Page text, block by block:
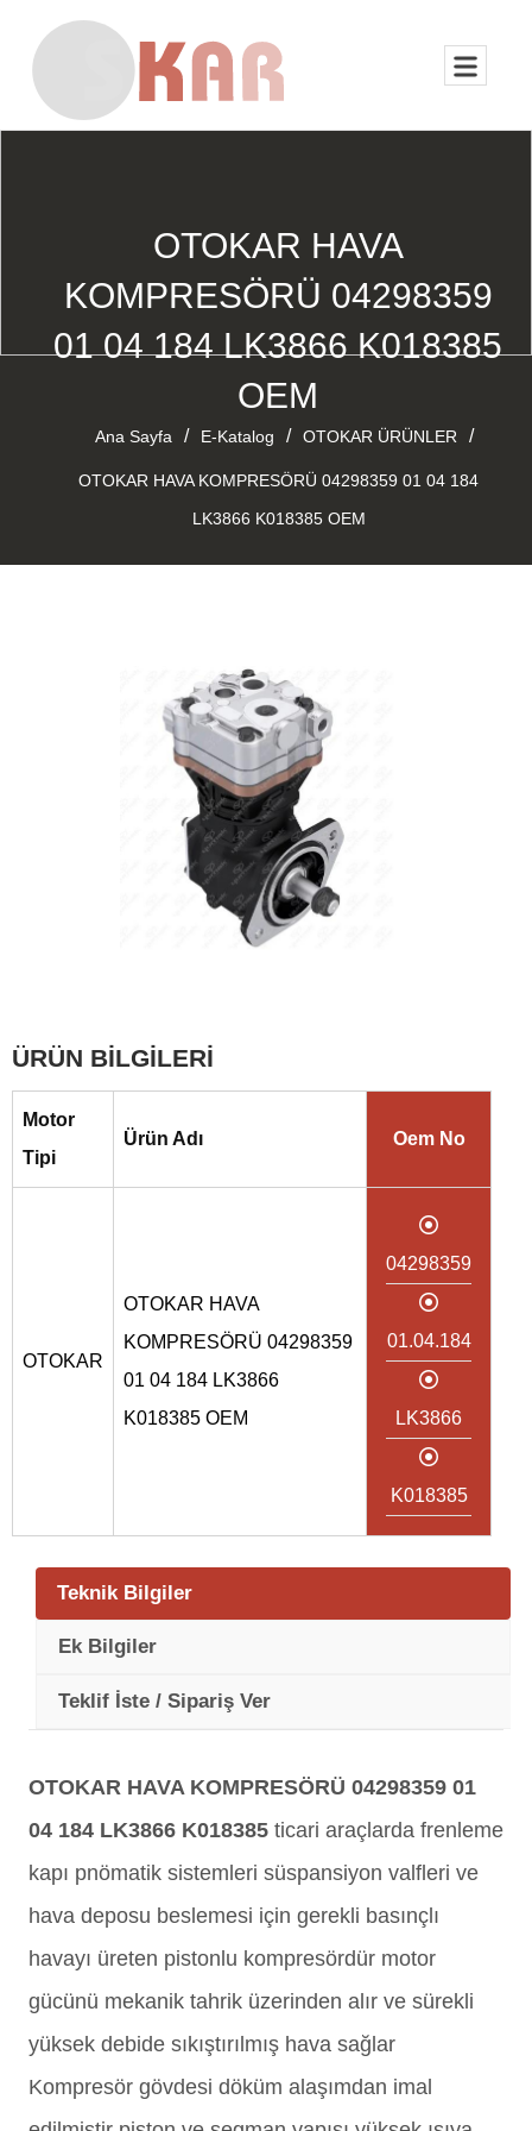
OTOKAR HAVA
KOMPRESÖRÜ 04298359
01 04 184 LK3866 K018385
OEM
Ana Sayfa / E-Katalog / OTOKAR ÜRÜNLER /
OTOKAR HAVA KOMPRESÖRÜ 04298359 01 04 184
LK3866 K018385 OEM
ÜRÜN BİLGİLERİ
Motor
Tipi
Ürün Adı Oem No
OTOKAR
OTOKAR HAVA
KOMPRESÖRÜ 04298359
01 04 184 LK3866
K018385 OEM
04298359
01.04.184
LK3866
K018385
Teknik Bilgiler
Ek Bilgiler
Teklif İste / Sipariş Ver
OTOKAR HAVA KOMPRESÖRÜ 04298359 01
04 184 LK3866 K018385 ticari araçlarda frenleme
kapı pnömatik sistemleri süspansiyon valfleri ve
hava deposu beslemesi için gerekli basınçlı
havayı üreten pistonlu kompresördür motor
gücünü mekanik tahrik üzerinden alır ve sürekli
yüksek debide sıkıştırılmış hava sağlar
Kompresör gövdesi döküm alaşımdan imal